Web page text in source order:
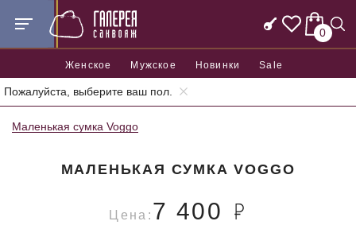
0
Женское Мужское Новинки Sale
Пожалуйста, выберите ваш пол.
Главная Женские сумки Женские маленькие сумки
Маленькая сумка Voggo
МАЛЕНЬКАЯ СУМКА VOGGO
Цена: 7 400